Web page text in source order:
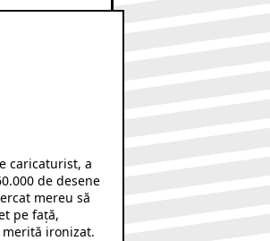
caricaturist, a
de desene
mereu să
pe faţă,
ironizat.